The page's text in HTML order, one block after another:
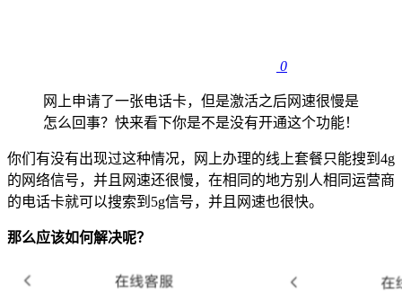
0
网上申请了一张电话卡，但是激活之后网速很慢是
怎么回事？快来看下你是不是没有开通这个功能！
你们有没有出现过这种情况，网上办理的线上套餐只能搜到4g
的网络信号，并且网速还很慢，在相同的地方别人相同运营商
的电话卡就可以搜索到5g信号，并且网速也很快。
那么应该如何解决呢？